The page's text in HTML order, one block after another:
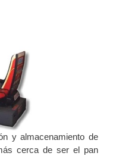
y almacenamiento de
cerca de ser el pan